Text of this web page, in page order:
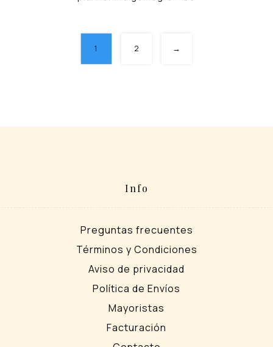
1 2 →
Info
Preguntas frecuentes
Términos y Condiciones
Aviso de privacidad
Política de Envíos
Mayoristas
Facturación